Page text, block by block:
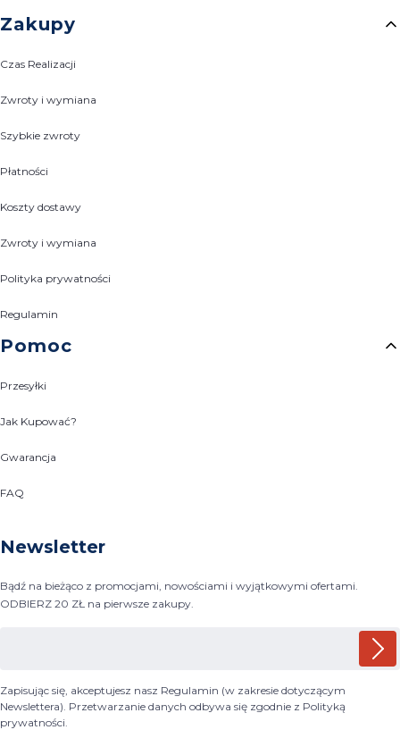
Zakupy
Czas Realizacji
Zwroty i wymiana
Szybkie zwroty
Płatności
Koszty dostawy
Zwroty i wymiana
Polityka prywatności
Regulamin
Pomoc
Przesyłki
Jak Kupować?
Gwarancja
FAQ
Newsletter
Bądź na bieżąco z promocjami, nowościami i wyjątkowymi ofertami.
ODBIERZ 20 ZŁ na pierwsze zakupy.
Zapisując się, akceptujesz nasz Regulamin (w zakresie dotyczącym
Newslettera). Przetwarzanie danych odbywa się zgodnie z Polityką
prywatności.